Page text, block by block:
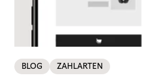
BLOG ZAHLARTEN